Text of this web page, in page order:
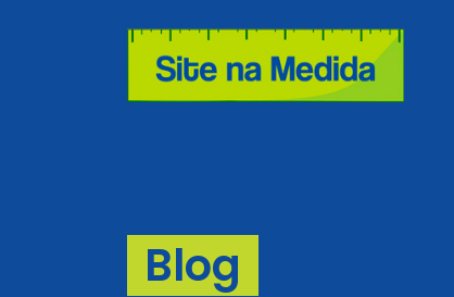
Blog